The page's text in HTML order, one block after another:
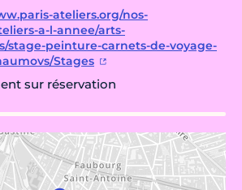
ateliers.org/nos-
a-l-annee/arts-
stage-peinture-carnets-de-voyage-
Stages
sur réservation